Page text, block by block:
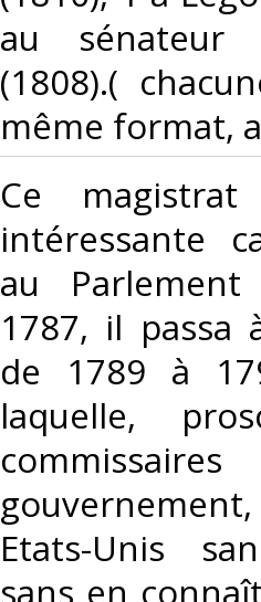
au sénateur
(1808).(
même format,
‎Ce
intéressante
au
1787, il passa
de 1789 à
laquelle,
Etats-Unis
sans en